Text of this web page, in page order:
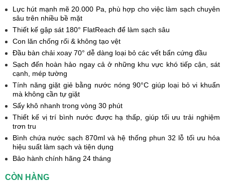
Lực hút mạnh mẽ 20.000 Pa, phù hợp cho việc làm sạch chuyên
sâu trên nhiều bề mặt
Thiết kế gập sát 180° FlatReach để làm sạch sâu
Con lăn chống rối & không tạo vệt
Đầu bàn chải xoay 70° dễ dàng loại bỏ các vết bẩn cứng đầu
Sạch đến hoàn hảo ngay cả ở những khu vực khó tiếp cận, sát
cạnh, mép tường
Tính năng giặt giẻ bằng nước nóng 90°C giúp loại bỏ vi khuẩn
mà không cần tự giặt
Sấy khô nhanh trong vòng 30 phút
Thiết kế vị trí bình nước được hạ thấp, giúp tối ưu trải nghiệm
trơn tru
Bình chứa nước sạch 870ml và hệ thống phun 32 lỗ tối ưu hóa
hiệu suất làm sạch và tiện dụng
Bảo hành chính hãng 24 tháng
CÒN HÀNG